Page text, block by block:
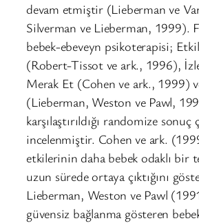
devam etmiştir (Lieberman ve
Silverman ve Lieberman, 1999).
bebek-ebeveyn psikoterapisi;
(Robert-Tissot ve ark., 1996),
Merak Et (Cohen ve ark., 1999)
(Lieberman, Weston ve Pawl,
karşılaştırıldığı randomize sonuç
incelenmiştir. Cohen ve ark.
etkilerinin daha bebek odaklı bir
uzun sürede ortaya çıktığını
Lieberman, Weston ve Pawl
güvensiz bağlanma gösteren